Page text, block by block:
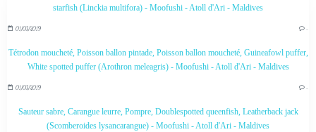
starfish (Linckia multifora) - Moofushi - Atoll d'Ari - Maldives
01/03/2019 …
Tétrodon moucheté, Poisson ballon pintade, Poisson ballon moucheté, Guineafowl puffer,
White spotted puffer (Arothron meleagris) - Moofushi - Atoll d'Ari - Maldives
01/03/2019 …
Sauteur sabre, Carangue leurre, Pompre, Doublespotted queenfish, Leatherback jack
(Scomberoides lysancarangue) - Moofushi - Atoll d'Ari - Maldives